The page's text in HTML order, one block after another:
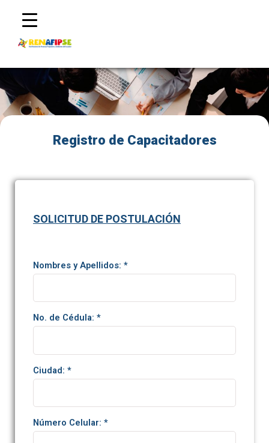
Registro de Capacitadores
SOLICITUD DE POSTULACIÓN
Nombres y Apellidos: *
No. de Cédula: *
Ciudad: *
Número Celular: *